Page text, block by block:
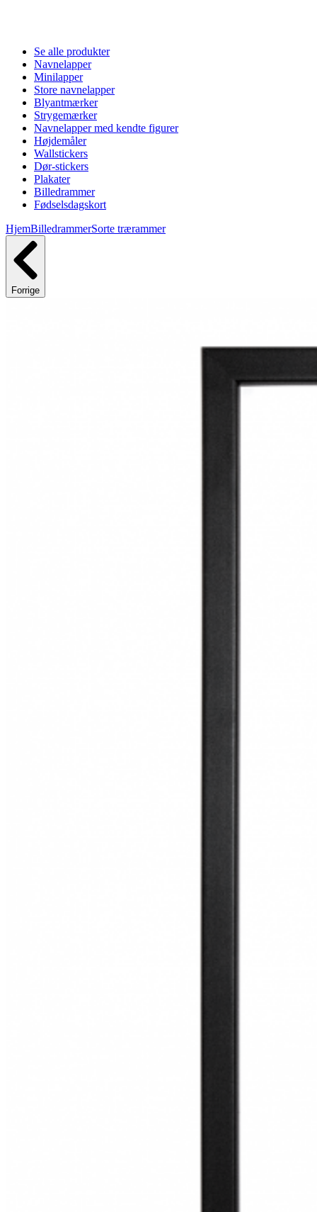
Se alle produkter
Navnelapper
Minilapper
Store navnelapper
Blyantmærker
Strygemærker
Navnelapper med kendte figurer
Højdemåler
Wallstickers
Dør-stickers
Plakater
Billedrammer
Fødselsdagskort
HjemBilledrammerSorte trærammer
Forrige